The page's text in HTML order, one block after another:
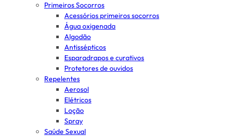
Primeiros Socorros
Acessórios primeiros socorros
Água oxigenada
Algodão
Antissépticos
Esparadrapos e curativos
Protetores de ouvidos
Repelentes
Aerosol
Elétricos
Loção
Spray
Saúde Sexual